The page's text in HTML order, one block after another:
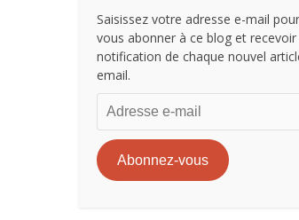
Saisissez votre adresse e-mail pour
vous abonner à ce blog et recevoir
notification de chaque nouvel
email.
Adresse
e-
mail
Abonnez-vous